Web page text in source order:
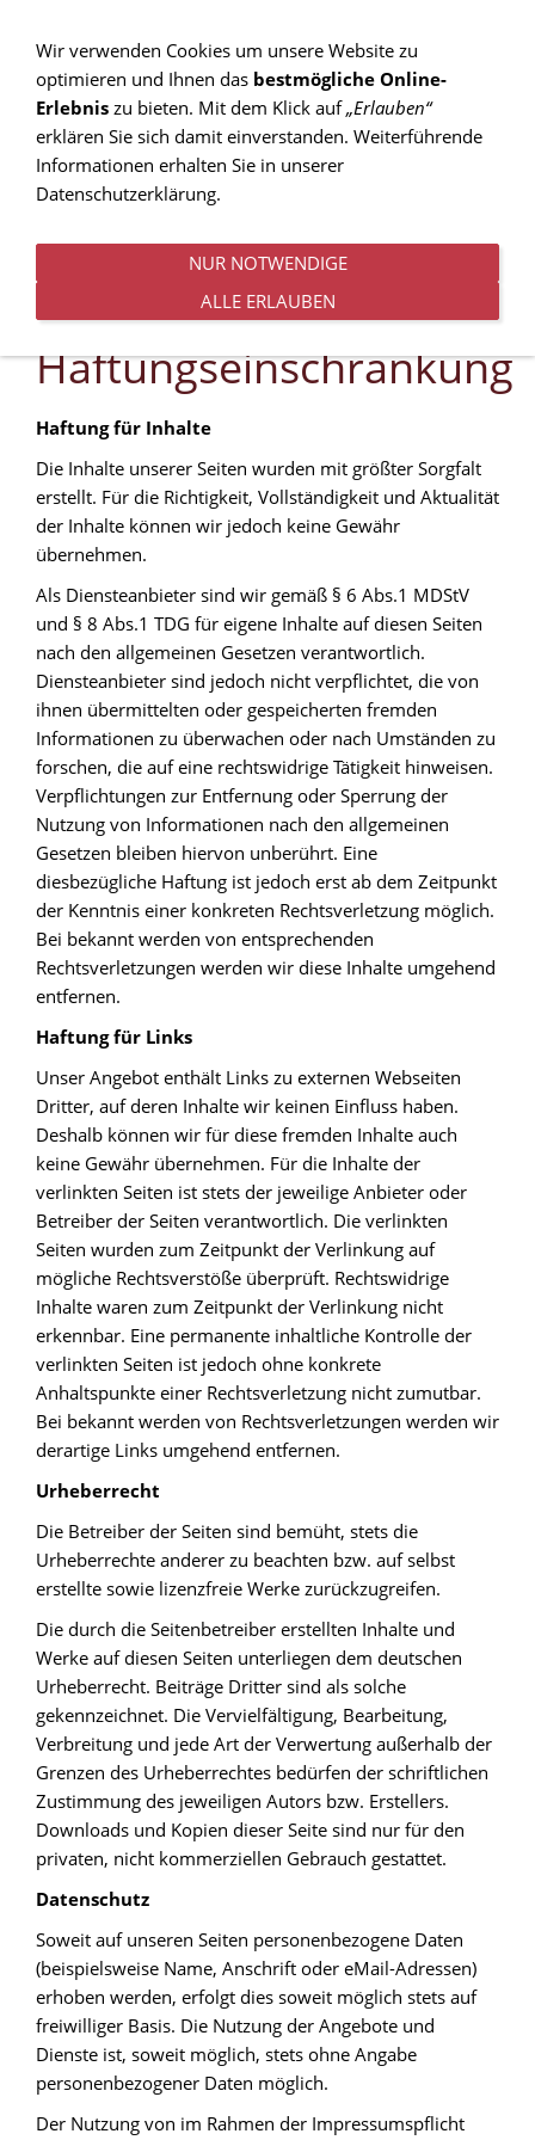
MENÜ
Haftungseinschränkung
Haftung für Inhalte
Die Inhalte unserer Seiten wurden mit größter Sorgfalt
erstellt. Für die Richtigkeit, Vollständigkeit und Aktualität
der Inhalte können wir jedoch keine Gewähr
übernehmen.
Als Diensteanbieter sind wir gemäß § 6 Abs.1 MDStV
und § 8 Abs.1 TDG für eigene Inhalte auf diesen Seiten
nach den allgemeinen Gesetzen verantwortlich.
Diensteanbieter sind jedoch nicht verpflichtet, die von
ihnen übermittelten oder gespeicherten fremden
Informationen zu überwachen oder nach Umständen zu
forschen, die auf eine rechtswidrige Tätigkeit hinweisen.
Verpflichtungen zur Entfernung oder Sperrung der
Nutzung von Informationen nach den allgemeinen
Gesetzen bleiben hiervon unberührt. Eine
diesbezügliche Haftung ist jedoch erst ab dem Zeitpunkt
der Kenntnis einer konkreten Rechtsverletzung möglich.
Bei bekannt werden von entsprechenden
Rechtsverletzungen werden wir diese Inhalte umgehend
entfernen.
Haftung für Links
Unser Angebot enthält Links zu externen Webseiten
Dritter, auf deren Inhalte wir keinen Einfluss haben.
Deshalb können wir für diese fremden Inhalte auch
keine Gewähr übernehmen. Für die Inhalte der
verlinkten Seiten ist stets der jeweilige Anbieter oder
Betreiber der Seiten verantwortlich. Die verlinkten
Seiten wurden zum Zeitpunkt der Verlinkung auf
mögliche Rechtsverstöße überprüft. Rechtswidrige
Inhalte waren zum Zeitpunkt der Verlinkung nicht
erkennbar. Eine permanente inhaltliche Kontrolle der
verlinkten Seiten ist jedoch ohne konkrete
Anhaltspunkte einer Rechtsverletzung nicht zumutbar.
Bei bekannt werden von Rechtsverletzungen werden wir
derartige Links umgehend entfernen.
Urheberrecht
Die Betreiber der Seiten sind bemüht, stets die
Urheberrechte anderer zu beachten bzw. auf selbst
erstellte sowie lizenzfreie Werke zurückzugreifen.
Die durch die Seitenbetreiber erstellten Inhalte und
Werke auf diesen Seiten unterliegen dem deutschen
Urheberrecht. Beiträge Dritter sind als solche
gekennzeichnet. Die Vervielfältigung, Bearbeitung,
Verbreitung und jede Art der Verwertung außerhalb der
Grenzen des Urheberrechtes bedürfen der schriftlichen
Zustimmung des jeweiligen Autors bzw. Erstellers.
Downloads und Kopien dieser Seite sind nur für den
privaten, nicht kommerziellen Gebrauch gestattet.
Datenschutz
Soweit auf unseren Seiten personenbezogene Daten
(beispielsweise Name, Anschrift oder eMail-Adressen)
erhoben werden, erfolgt dies soweit möglich stets auf
freiwilliger Basis. Die Nutzung der Angebote und
Dienste ist, soweit möglich, stets ohne Angabe
personenbezogener Daten möglich.
Der Nutzung von im Rahmen der Impressumspflicht
Wir verwenden Cookies um unsere Website zu
optimieren und Ihnen das bestmögliche Online-
Erlebnis zu bieten. Mit dem Klick auf„Erlauben“
erklären Sie sich damit einverstanden. Weiterführende
Informationen erhalten Sie in unserer
Datenschutzerklärung.
NUR NOTWENDIGE
ALLE ERLAUBEN